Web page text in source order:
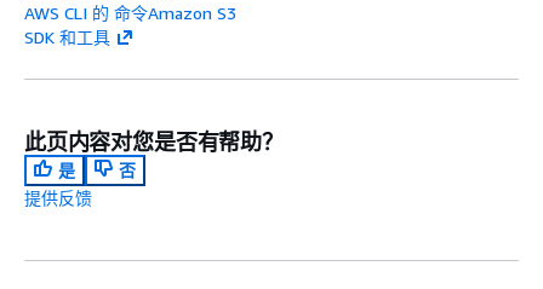
AWS CLI 的 命令Amazon S3
SDK 和工具
此页内容对您是否有帮助？
是
否
提供反馈